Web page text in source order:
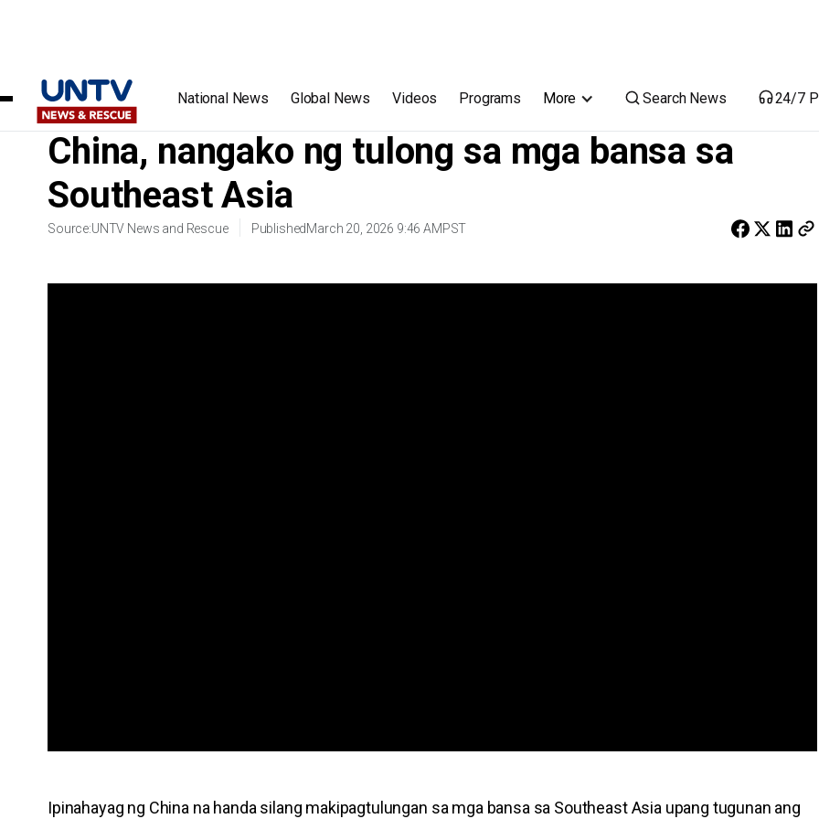
National News Global News Videos Programs More Search News 24/7
Home/ Videos China, nangako ng tulong sa mga bansa sa Southeast Asia
China, nangako ng tulong sa mga bansa sa
Southeast Asia
Source:UNTV News and Rescue PublishedMarch 20, 2026 9:46 AMPST
Ipinahayag ng China na handa silang makipagtulungan sa mga bansa sa Southeast Asia upang tugunan ang